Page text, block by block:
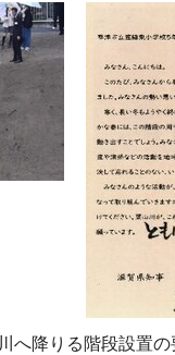
降りる階段設置